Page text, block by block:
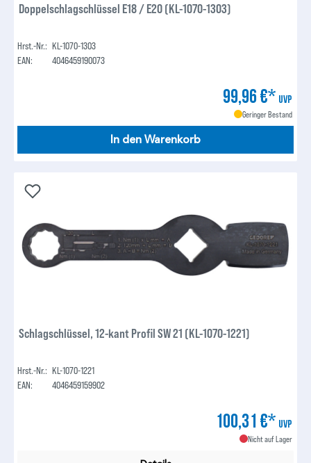
Doppelschlagschlüssel E18 / E20 (KL-1070-1303)
Hrst.-Nr.: KL-1070-1303
EAN:
4046459190073
99,96 €* UVP
Geringer Bestand
In den Warenkorb
Schlagschlüssel, 12-kant Profil SW 21 (KL-1070-1221)
Hrst.-Nr.: KL-1070-1221
EAN:
4046459159902
100,31 €* UVP
Nicht auf Lager